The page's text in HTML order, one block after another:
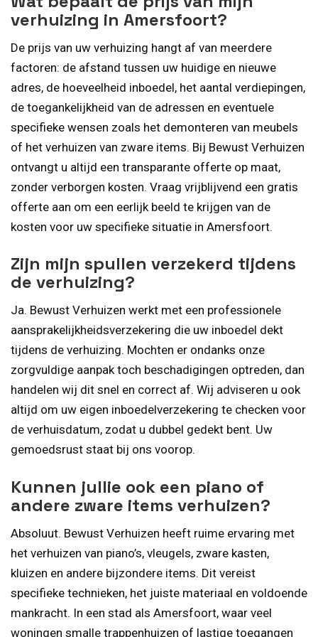
verhuizing in Amersfoort?
De prijs van uw verhuizing hangt af van meerdere
factoren: de afstand tussen uw huidige en nieuwe
adres, de hoeveelheid inboedel, het aantal verdiepingen,
de toegankelijkheid van de adressen en eventuele
specifieke wensen zoals het demonteren van meubels
of het verhuizen van zware items. Bij Bewust Verhuizen
ontvangt u altijd een transparante offerte op maat,
zonder verborgen kosten. Vraag vrijblijvend een gratis
offerte aan om een eerlijk beeld te krijgen van de
kosten voor uw specifieke situatie in Amersfoort.
Zijn mijn spullen verzekerd tijdens
de verhuizing?
Ja. Bewust Verhuizen werkt met een professionele
aansprakelijkheidsverzekering die uw inboedel dekt
tijdens de verhuizing. Mochten er ondanks onze
zorgvuldige aanpak toch beschadigingen optreden, dan
handelen wij dit snel en correct af. Wij adviseren u ook
altijd om uw eigen inboedelverzekering te checken voor
de verhuisdatum, zodat u dubbel gedekt bent. Uw
gemoedsrust staat bij ons voorop.
Kunnen jullie ook een piano of
andere zware items verhuizen?
Absoluut. Bewust Verhuizen heeft ruime ervaring met
het verhuizen van piano’s, vleugels, zware kasten,
kluizen en andere bijzondere items. Dit vereist
specifieke technieken, het juiste materiaal en voldoende
mankracht. In een stad als Amersfoort, waar veel
woningen smalle trappenhuizen of lastige toegangen